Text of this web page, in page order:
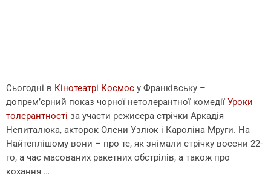
Сьогодні в Кінотеатрі Космос у Франківську –
допрем’єрний показ чорної нетолерантної комедії Уроки
толерантності за участи режисера стрічки Аркадія
Непиталюка, акторок Олени Узлюк і Кароліна Мруги. На
Найтеплішому вони – про те, як знімали стрічку восени 22-
го, а час масованих ракетних обстрілів, а також про
кохання …